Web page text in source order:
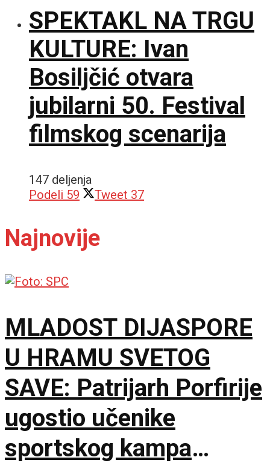
SPEKTAKL NA TRGU
KULTURE: Ivan
Bosiljčić otvara
jubilarni 50. Festival
filmskog scenarija
147 deljenja
Podeli 59 Tweet 37
Najnovije
MLADOST DIJASPORE
U HRAMU SVETOG
SAVE: Patrijarh Porfirije
ugostio učenike
sportskog kampa